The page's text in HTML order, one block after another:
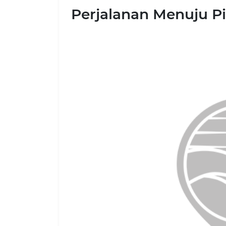
Perjalanan Menuju